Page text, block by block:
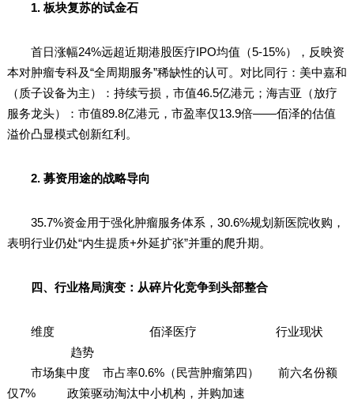
1. 板块复苏的试金石
首日涨幅24%远超近期港股医疗IPO均值（5-15%），反映资
本对肿瘤专科及“全周期服务”稀缺性的认可。对比同行：美中嘉和
（质子设备为主）：持续亏损，市值46.5亿港元；海吉亚（放疗
服务龙头）：市值89.8亿港元，市盈率仅13.9倍——佰泽的估值
溢价凸显模式创新红利。
2. 募资用途的战略导向
35.7%资金用于强化肿瘤服务体系，30.6%规划新医院收购，
表明行业仍处“内生提质+外延扩张”并重的爬升期。
四、行业格局演变：从碎片化竞争到头部整合
维度 佰泽医疗 行业现状
趋势
市场集中度 市占率0.6%（民营肿瘤第四） 前六名份额
仅7% 政策驱动淘汰中小机构，并购加速